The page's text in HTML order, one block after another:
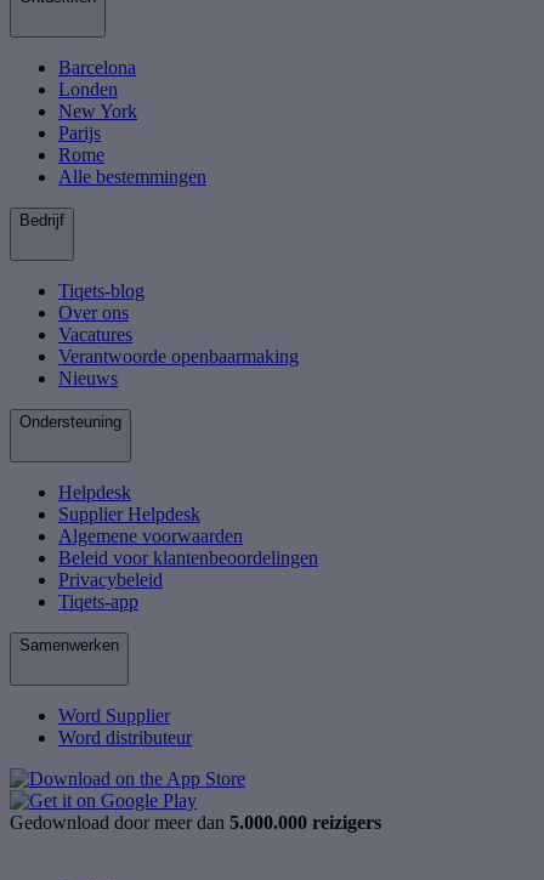
Barcelona
Londen
New York
Parijs
Rome
Alle bestemmingen
Bedrijf
Tiqets-blog
Over ons
Vacatures
Verantwoorde openbaarmaking
Nieuws
Ondersteuning
Helpdesk
Supplier Helpdesk
Algemene voorwaarden
Beleid voor klantenbeoordelingen
Privacybeleid
Tiqets-app
Samenwerken
Word Supplier
Word distributeur
Gedownload door meer dan 5.000.000 reizigers